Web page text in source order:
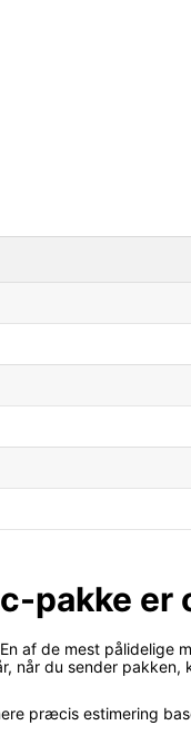
pakke er
af de mest pålidelige
når du sender pakken,
præcis estimering